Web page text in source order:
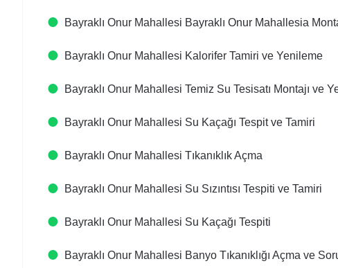
Bayraklı Onur Mahallesi Bayraklı Onur Mahallesia
Bayraklı Onur Mahallesi Kalorifer Tamiri ve Yenileme
Bayraklı Onur Mahallesi Temiz Su Tesisatı Montajı ve
Bayraklı Onur Mahallesi Su Kaçağı Tespit ve Tamiri
Bayraklı Onur Mahallesi Tıkanıklık Açma
Bayraklı Onur Mahallesi Su Sızıntısı Tespiti ve Tamiri
Bayraklı Onur Mahallesi Su Kaçağı Tespiti
Bayraklı Onur Mahallesi Banyo Tıkanıklığı Açma ve